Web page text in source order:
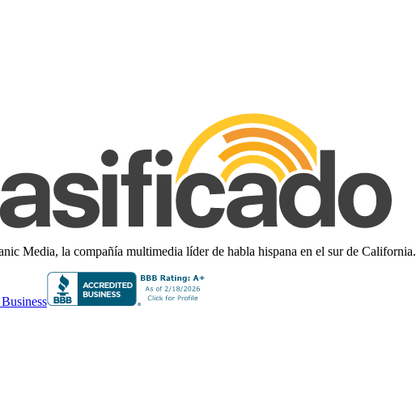
Media, la compañía multimedia líder de habla hispana en el sur de California.